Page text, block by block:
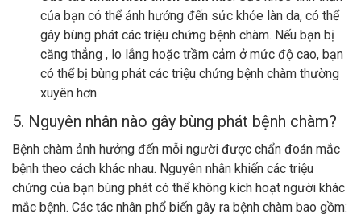
của bạn có thể ảnh hưởng đến sức khỏe làn da, có thể
gây bùng phát các triệu chứng bệnh chàm. Nếu bạn bị
căng thẳng , lo lắng hoặc trầm cảm ở mức độ cao, bạn
có thể bị bùng phát các triệu chứng bệnh chàm thường
xuyên hơn.
5. Nguyên nhân nào gây bùng phát bệnh chàm?
Bệnh chàm ảnh hưởng đến mỗi người được chẩn đoán mắc
bệnh theo cách khác nhau. Nguyên nhân khiến các triệu
chứng của bạn bùng phát có thể không kích hoạt người khác
mắc bệnh. Các tác nhân phổ biến gây ra bệnh chàm bao gồm: